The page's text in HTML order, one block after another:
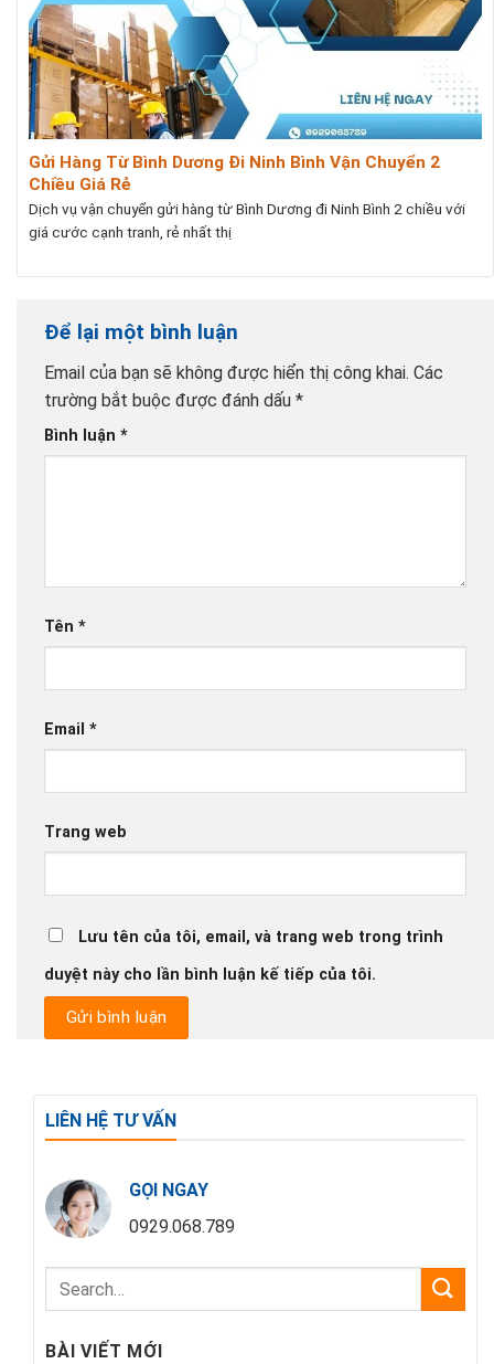
Gửi Hàng Từ Bình Dương Đi Ninh Bình Vận Chuyển 2
Chiều Giá Rẻ
Dịch vụ vận chuyển gửi hàng từ Bình Dương đi Ninh Bình 2 chiều với
giá cước cạnh tranh, rẻ nhất thị
Để lại một bình luận
Email của bạn sẽ không được hiển thị công khai. Các
trường bắt buộc được đánh dấu *
Bình luận *
Tên *
Email *
Trang web
Lưu tên của tôi, email, và trang web trong trình
duyệt này cho lần bình luận kế tiếp của tôi.
LIÊN HỆ TƯ VẤN
GỌI NGAY
0929.068.789
BÀI VIẾT MỚI